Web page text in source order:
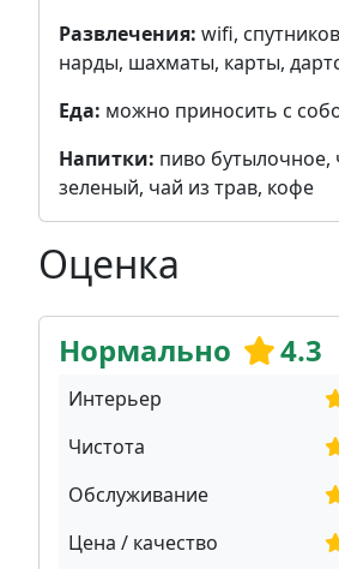
Развлечения: wifi,
нарды, шахматы, карты,
Еда: можно приносить с
Напитки: пиво
зеленый, чай из трав, кофе
Оценка
Нормально 4.3
Интерьер
Чистота
Обслуживание
Цена / качество